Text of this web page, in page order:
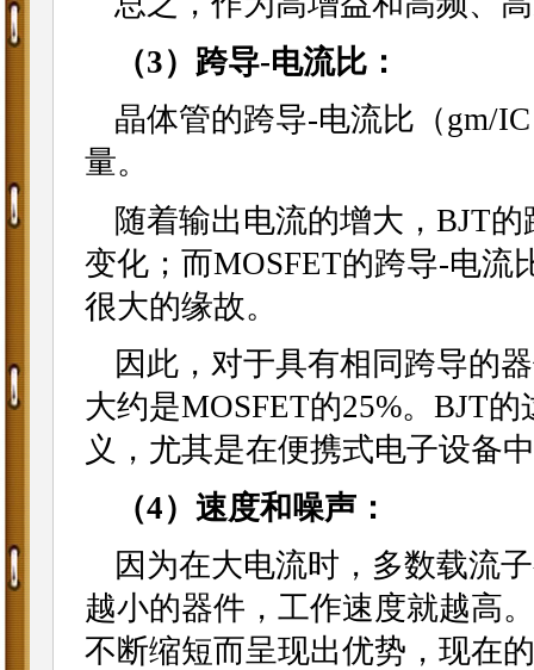
（3）跨导-电流比：
晶体管的跨导-电流比（gm/
量。
随着输出电流的增大，BJT
变化；而MOSFET的跨导-电流
很大的缘故。
因此，对于具有相同跨导的
大约是MOSFET的25%。BJT
义，尤其是在便携式电子设备
（4）速度和噪声：
因为在大电流时，多数载流
越小的器件，工作速度就越高
不断缩短而呈现出优势，现在